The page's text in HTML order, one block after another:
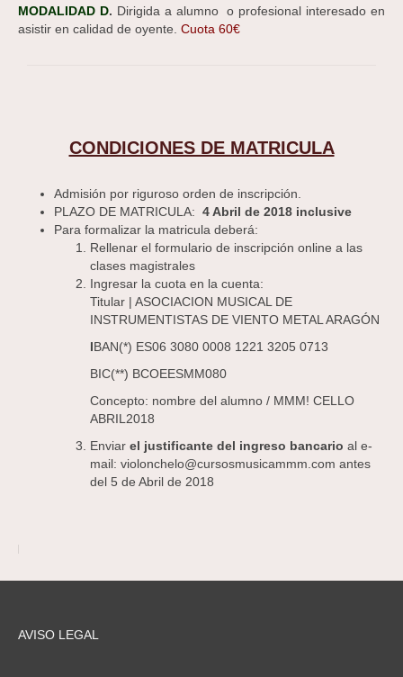
MODALIDAD D. Dirigida a alumno o profesional interesado en
asistir en calidad de oyente. Cuota 60€
CONDICIONES DE MATRICULA
Admisión por riguroso orden de inscripción.
PLAZO DE MATRICULA: 4 Abril de 2018 inclusive
Para formalizar la matricula deberá:
Rellenar el formulario de inscripción online a las
clases magistrales
Ingresar la cuota en la cuenta:
Titular | ASOCIACION MUSICAL DE
INSTRUMENTISTAS DE VIENTO METAL ARAGÓN
IBAN(*) ES06 3080 0008 1221 3205 0713
BIC(**) BCOEESMM080
Concepto: nombre del alumno / MMM! CELLO
ABRIL2018
Enviar el justificante del ingreso bancario al e-
mail: violonchelo@cursosmusicammm.com antes
del 5 de Abril de 2018
AVISO LEGAL